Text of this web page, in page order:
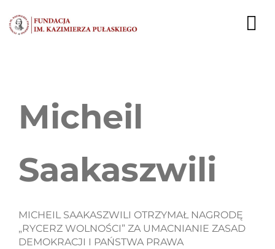
do
zawartości
DZIAŁALNOŚĆ
KARIERA
Micheil
Saakaszwili
MICHEIL SAAKASZWILI OTRZYMAŁ NAGRODĘ
„RYCERZ WOLNOŚCI” ZA UMACNIANIE ZASAD
DEMOKRACJI I PAŃSTWA PRAWA